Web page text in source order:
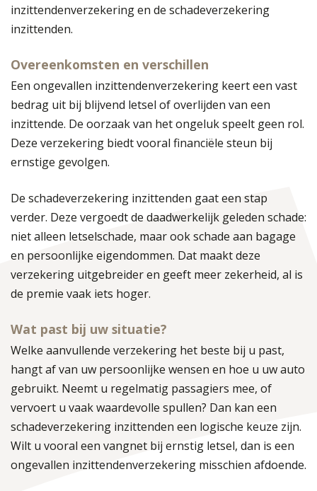
inzittendenverzekering en de schadeverzekering
inzittenden.
Overeenkomsten en verschillen
Een ongevallen inzittendenverzekering keert een vast
bedrag uit bij blijvend letsel of overlijden van een
inzittende. De oorzaak van het ongeluk speelt geen rol.
Deze verzekering biedt vooral financiële steun bij
ernstige gevolgen.
De schadeverzekering inzittenden gaat een stap
verder. Deze vergoedt de daadwerkelijk geleden schade:
niet alleen letselschade, maar ook schade aan bagage
en persoonlijke eigendommen. Dat maakt deze
verzekering uitgebreider en geeft meer zekerheid, al is
de premie vaak iets hoger.
Wat past bij uw situatie?
Welke aanvullende verzekering het beste bij u past,
hangt af van uw persoonlijke wensen en hoe u uw auto
gebruikt. Neemt u regelmatig passagiers mee, of
vervoert u vaak waardevolle spullen? Dan kan een
schadeverzekering inzittenden een logische keuze zijn.
Wilt u vooral een vangnet bij ernstig letsel, dan is een
ongevallen inzittendenverzekering misschien afdoende.